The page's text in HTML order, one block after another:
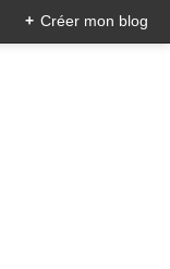
+ Créer mon blog